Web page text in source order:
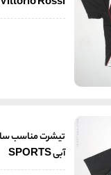
تیشرت مناسب
آبی SPORTS